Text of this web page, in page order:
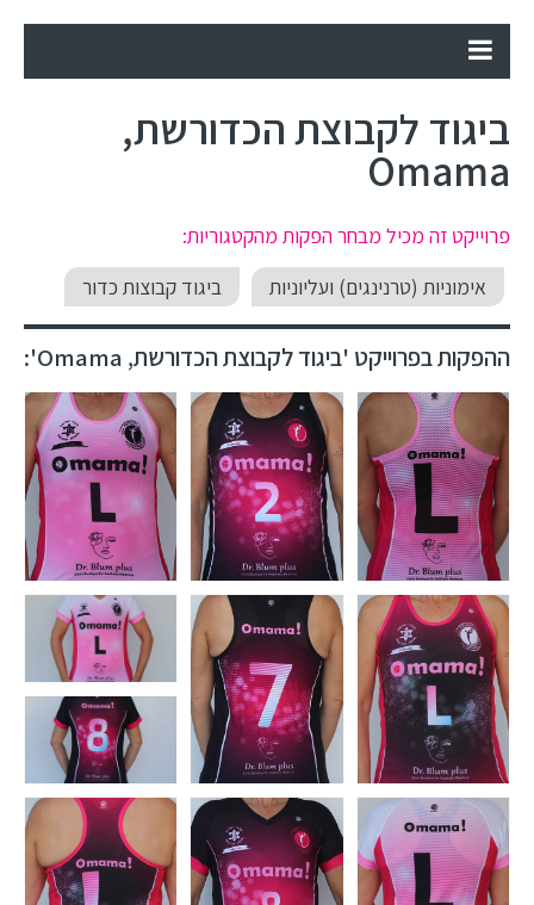
ביגוד לקבוצת הכדורשת,
Omama
פרוייקט זה מכיל מבחר הפקות מהקטגוריות:
אימוניות (טרנינגים) ועליוניות
ביגוד קבוצות כדור
ההפקות בפרוייקט 'ביגוד לקבוצת הכדורשת, Omama':